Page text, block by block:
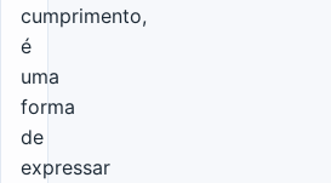
cumprimento,
é
uma
forma
de
expressar